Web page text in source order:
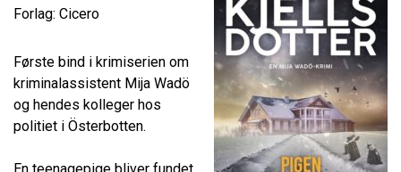
Forlag: Cicero
Første bind i krimiserien om
kriminalassistent Mija Wadö
og hendes kolleger hos
politiet i Österbotten.